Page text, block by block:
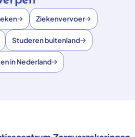
Ziekenvervoer
Studeren buitenland
in Nederland